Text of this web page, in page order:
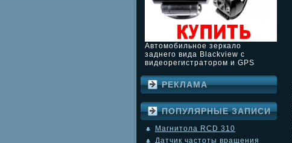
Автомобильное зеркало
заднего вида Blackview с
видеорегистратором и GPS
РЕКЛАМА
ПОПУЛЯРНЫЕ ЗАПИСИ
Магнитола RCD 310
Датчик частоты вращения